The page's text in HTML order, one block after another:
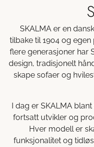
SKALMA er en
tilbake til 1904 og
flere generasjoner har
design, tradisjonelt
skape sofaer og
I dag er SKALMA
fortsatt utvikler og
Hver modell er
funksjonalitet og